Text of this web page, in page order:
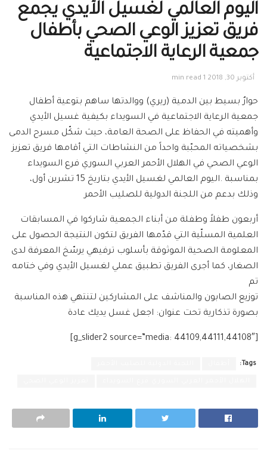
اليوم العالمي لغسيل الأيدي يجمع
فريق تعزيز الوعي الصحي بأطفال
جمعية الرعاية الاجتماعية
أكتوبر 30, 2018 1 min read
حوارٌ بسيط بين الدمية (ريري) ووالدتها ساهم بتوعية أطفال
جمعية الرعاية الاجتماعية في السويداء بكيفية غسيل الأيدي
وأهميته في الحفاظ على الصحة العامة، حيث شكّل مسرح الدمى
بشخصياته المحبّبة واحداً من النشاطات التي أقامها فريق تعزيز
الوعي الصحي في الهلال الأحمر العربي السوري فرع السويداء
بمناسبة .اليوم العالمي لغسيل الأيدي بتاريخ 15 تشرين أول،
وذلك بدعم من اللجنة الدولية للصليب الأحمر
أربعون طفلاً وطفلة من أبناء الجمعية شاركوا في المسابقات
العلمية المسلّية التي قدّمها الفريق لتكون النتيجة الحصول على
المعلومة الصحية الموثوقة بأسلوب ترفيهي يرسّخ المعرفة لدى
الصغار، كما أجرى الفريق تطبيق عملي لغسيل الأيدي وفي ختامه
تم
توزيع الصابون والمناشف على المشاركين لتنتهي هذه المناسبة
بصورة تذكارية تحت عنوان: اجعل غسل يديك عادة
[g_slider2 source=”media: 44109,44111,44108″]
Tags: